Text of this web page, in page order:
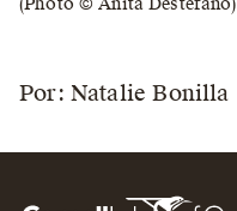
Por: Natalie Bonilla